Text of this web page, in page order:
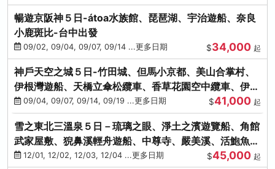
暢遊京阪神５日-átoa水族館、琵琶湖、宇治遊船、奈良
小鹿斑比-台中出發
09/02, 09/04, 09/07, 09/14 ...更多日期 $34,000 起
神戶天空之城５日-竹田城、但馬小京都、美山合掌村、
伊根灣遊船、天橋立傘松纜車、香草花園空中纜車、伊勢
龍蝦-台中出發
09/04, 09/07, 09/14, 09/19 ...更多日期 $41,000 起
雪之東北三溫泉５日－琉璃之眼、淨土之濱遊覽船、角館
武家屋敷、猊鼻溪輕舟遊船、中尊寺、嚴美溪、活鮑魚
燒、烤牡蠣、握壽司體驗
12/01, 12/02, 12/03, 12/04 ...更多日期 $45,000 起